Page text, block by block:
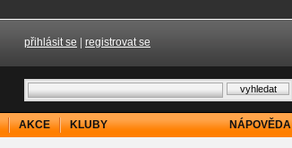
přihlásit se registrovat se
AKCE KLUBY NÁPOVĚDA